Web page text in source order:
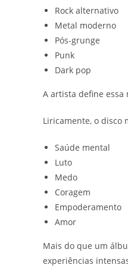
Rock alternativo
Metal moderno
Pós-grunge
Punk
Dark pop
A artista define essa
Liricamente, o disco
Saúde mental
Luto
Medo
Coragem
Empoderamento
Amor
Mais do que um
experiências